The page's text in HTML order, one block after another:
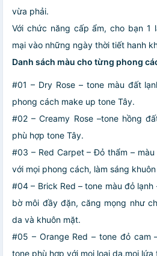
vừa phải.
Với chức năng cấp ẩm, cho bạn 1
mại vào những ngày thời tiết hanh
Danh sách màu cho từng phong
#01 – Dry Rose – tone màu đất
phong cách make up tone Tây.
#02 – Creamy Rose –tone hồng
phù hợp tone Tây.
#03 – Red Carpet – Đỏ thẩm –
với mọi phong cách, làm sáng
#04 – Brick Red – tone màu đỏ
bờ môi đầy đặn, căng mọng như
da và khuôn mặt.
#05 – Orange Red – tone đỏ cam
tone phù hợp với mọi loại da,mọi